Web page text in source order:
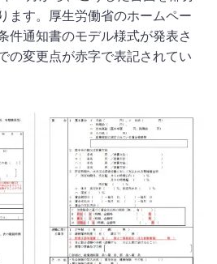
ます。厚生労働省のホームペー
件通知書のモデル様式が発表さ
の変更点が赤字で表記されてい